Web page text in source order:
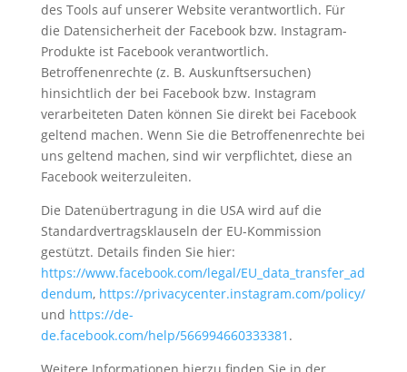
des Tools auf unserer Website verantwortlich. Für
die Datensicherheit der Facebook bzw. Instagram-
Produkte ist Facebook verantwortlich.
Betroffenenrechte (z. B. Auskunftsersuchen)
hinsichtlich der bei Facebook bzw. Instagram
verarbeiteten Daten können Sie direkt bei Facebook
geltend machen. Wenn Sie die Betroffenenrechte bei
uns geltend machen, sind wir verpflichtet, diese an
Facebook weiterzuleiten.
Die Datenübertragung in die USA wird auf die
Standardvertragsklauseln der EU-Kommission
gestützt. Details finden Sie hier:
https://www.facebook.com/legal/EU_data_transfer_ad
dendum, https://privacycenter.instagram.com/policy/
und https://de-
de.facebook.com/help/566994660333381 .